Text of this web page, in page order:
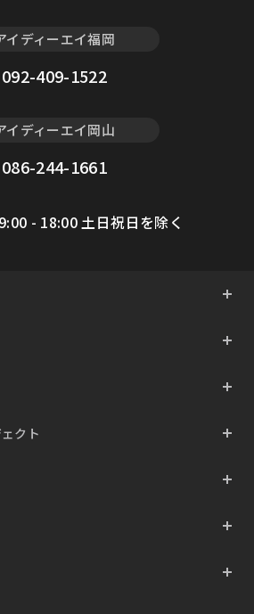
イディーエイ福岡
092-409-1522
イディーエイ岡山
086-244-1661
- 18:00 土日祝日を除く
クト